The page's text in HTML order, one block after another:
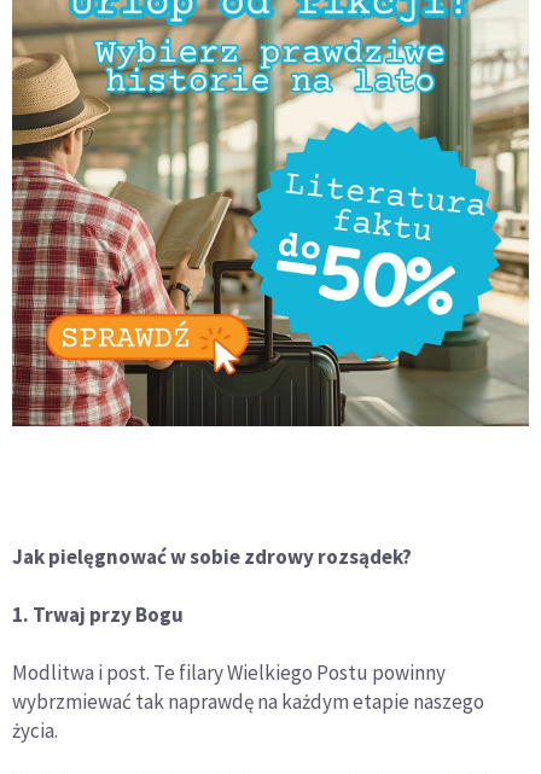
Jak pielęgnować w sobie zdrowy rozsądek?
1. Trwaj przy Bogu
Modlitwa i post. Te filary Wielkiego Postu powinny
wybrzmiewać tak naprawdę na każdym etapie naszego
życia.